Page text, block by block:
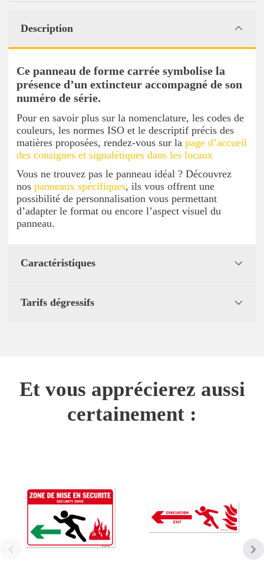
Description
Ce panneau de forme carrée symbolise la
présence d’un extincteur accompagné de son
numéro de série.
Pour en savoir plus sur la nomenclature, les codes de
couleurs, les normes ISO et le descriptif précis des
matières proposées, rendez-vous sur la page d’accueil
des consignes et signalétiques dans les locaux
Vous ne trouvez pas le panneau idéal ? Découvrez
nos panneaux spécifiques, ils vous offrent une
possibilité de personnalisation vous permettant
d’adapter le format ou encore l’aspect visuel du
panneau.
Caractéristiques
Tarifs dégressifs
Et vous apprécierez aussi
certainement :